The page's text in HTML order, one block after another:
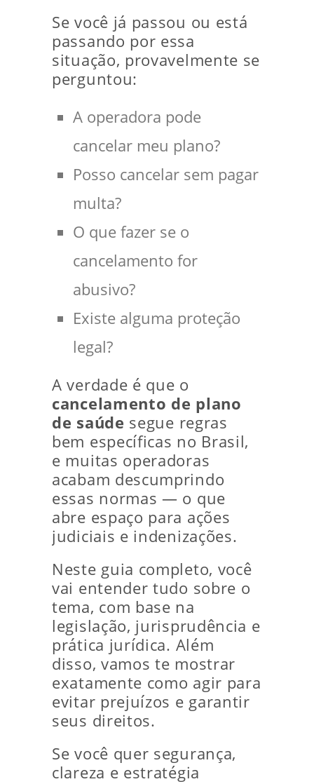
Se você já passou ou está
passando por essa
situação, provavelmente se
perguntou:
A operadora pode
cancelar meu plano?
Posso cancelar sem pagar
multa?
O que fazer se o
cancelamento for
abusivo?
Existe alguma proteção
legal?
A verdade é que o
cancelamento de plano
de saúde segue regras
bem específicas no Brasil,
e muitas operadoras
acabam descumprindo
essas normas — o que
abre espaço para ações
judiciais e indenizações.
Neste guia completo, você
vai entender tudo sobre o
tema, com base na
legislação, jurisprudência e
prática jurídica. Além
disso, vamos te mostrar
exatamente como agir para
evitar prejuízos e garantir
seus direitos.
Se você quer segurança,
clareza e estratégia